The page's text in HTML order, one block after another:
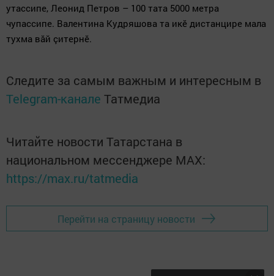
утассипе, Леонид Петров – 100 тата 5000 метра
чупассипе. Валентина Кудряшова та икӗ дистанцире мала
тухма вăй çитернӗ.
Следите за самым важным и интересным в
Telegram-канале Татмедиа
Читайте новости Татарстана в
национальном мессенджере MАХ:
https://max.ru/tatmedia
Перейти на страницу новости